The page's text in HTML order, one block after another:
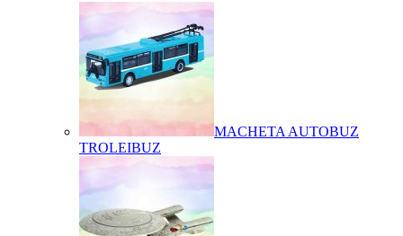
MACHETA AUTOBUZ
TROLEIBUZ